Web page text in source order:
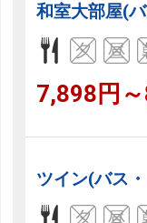
和室大部屋(
7,898円
ツイン(バス